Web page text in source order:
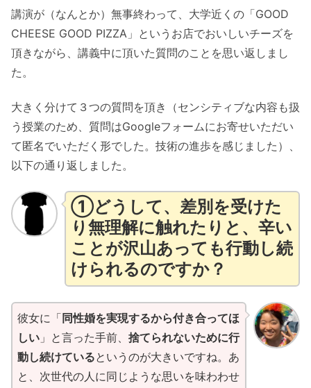
講演が（なんとか）無事終わって、大学近くの「GOOD
CHEESE GOOD PIZZA」というお店でおいしいチーズを
頂きながら、講義中に頂いた質問のことを思い返しまし
た。
大きく分けて３つの質問を頂き（センシティブな内容も扱
う授業のため、質問はGoogleフォームにお寄せいただい
て匿名でいただく形でした。技術の進歩を感じました）、
以下の通り返しました。
①どうして、差別を受けた
り無理解に触れたりと、辛い
ことが沢山あっても行動し続
けられるのですか？
彼女に「 同性婚を実現するから付き合ってほ
しい 」と言った手前、 捨てられないために行
動し続けているというのが大きいですね。あ
と、次世代の人に同じような思いを味わわせ